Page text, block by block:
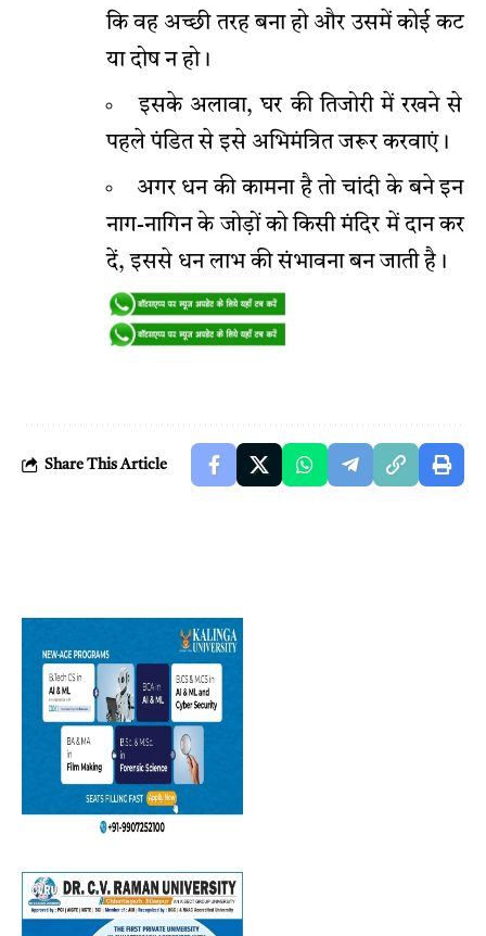
कि वह अच्छी तरह बना हो और उसमें कोई कट
या दोष न हो।
इसके अलावा, घर की तिजोरी में रखने से
पहले पंडित से इसे अभिमंत्रित जरूर करवाएं।
अगर धन की कामना है तो चांदी के बने इन
नाग-नागिन के जोड़ों को किसी मंदिर में दान कर
दें, इससे धन लाभ की संभावना बन जाती है।
Share This Article